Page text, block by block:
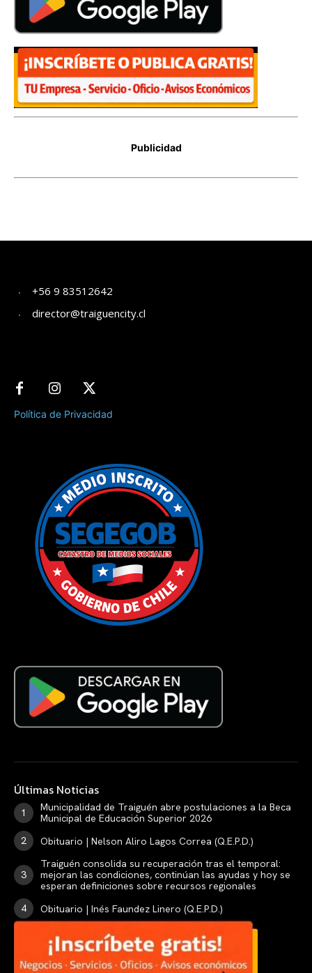
+56 9 83512642
director@traiguencity.cl
Política de Privacidad
Últimas Noticias
Municipalidad de Traiguén abre postulaciones a la Beca
Municipal de Educación Superior 2026
Obituario | Nelson Aliro Lagos Correa (Q.E.P.D.)
Traiguén consolida su recuperación tras el temporal:
mejoran las condiciones, continúan las ayudas y hoy se
esperan definiciones sobre recursos regionales
Obituario | Inés Faundez Linero (Q.E.P.D.)